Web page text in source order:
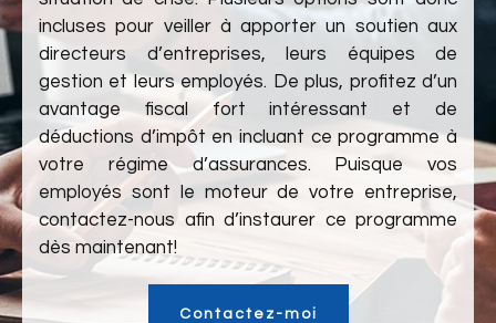
incluses pour veiller à apporter un soutien aux
directeurs d’entreprises, leurs équipes de
gestion et leurs employés. De plus, profitez d’un
avantage fiscal fort intéressant et de
déductions d’impôt en incluant ce programme à
votre régime d’assurances. Puisque vos
employés sont le moteur de votre entreprise,
contactez-nous afin d’instaurer ce programme
dès maintenant!
Contactez-moi